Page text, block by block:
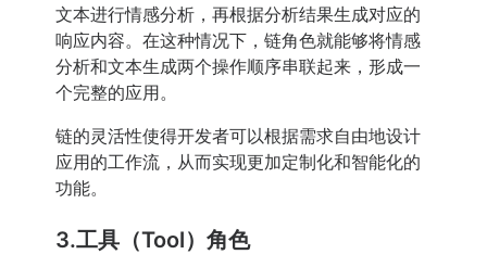
文本进行情感分析，再根据分析结果生成对应的
响应内容。在这种情况下，链角色就能够将情感
分析和文本生成两个操作顺序串联起来，形成一
个完整的应用。
链的灵活性使得开发者可以根据需求自由地设计
应用的工作流，从而实现更加定制化和智能化的
功能。
3.工具（Tool）角色